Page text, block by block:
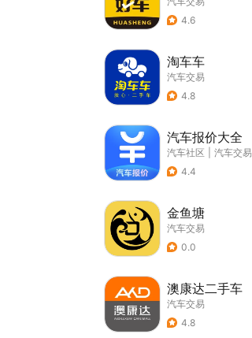
4.6
淘车车
汽车交易
4.8
汽车报价大全
汽车社区
汽车交易
4.4
金鱼塘
汽车交易
0.0
澳康达二手车
汽车交易
4.8